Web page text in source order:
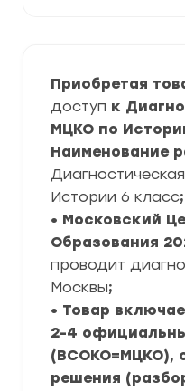
Приобретая
доступ к
МЦКО по
Наименование
Истории 6 класс;
• Московский
Образования
проводит
Москвы;
• Товар
2-4
(ВСОКО=МЦКО),
решения